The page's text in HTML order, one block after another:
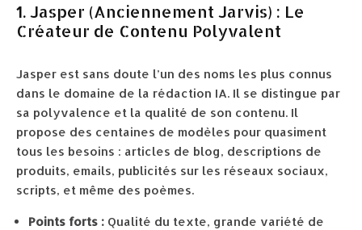
1. Jasper (Anciennement Jarvis) : Le
Créateur de Contenu Polyvalent
Jasper est sans doute l’un des noms les plus connus
dans le domaine de la rédaction IA. Il se distingue par
sa polyvalence et la qualité de son contenu. Il
propose des centaines de modèles pour quasiment
tous les besoins : articles de blog, descriptions de
produits, emails, publicités sur les réseaux sociaux,
scripts, et même des poèmes.
Points forts : Qualité du texte, grande variété de